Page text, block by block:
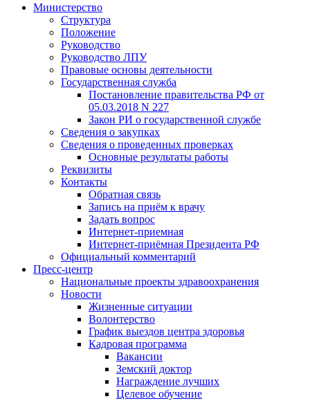
Министерство
Структура
Положение
Руководство
Руководство ЛПУ
Правовые основы деятельности
Государственная служба
Постановление правительства РФ от
05.03.2018 N 227
Закон РИ о государственной службе
Сведения о закупках
Сведения о проведенных проверках
Основные результаты работы
Реквизиты
Контакты
Обратная связь
Запись на приём к врачу
Задать вопрос
Интернет-приемная
Интернет-приёмная Президента РФ
Официальный комментарий
Пресс-центр
Национальные проекты здравоохранения
Новости
Жизненные ситуации
Волонтерство
График выездов центра здоровья
Кадровая программа
Вакансии
Земский доктор
Награждение лучших
Целевое обучение